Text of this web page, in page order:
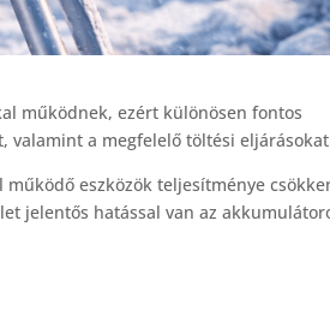
működnek, ezért különösen fontos
valamint a megfelelő töltési
eszközök teljesítménye
jelentős hatással van az